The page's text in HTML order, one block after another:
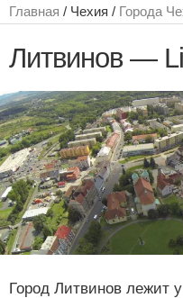
Главная / Чехия / Города
Литвинов —
Город Литвинов лежит